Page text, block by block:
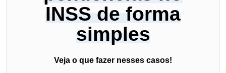
INSS de forma
simples
Veja o que fazer nesses casos!